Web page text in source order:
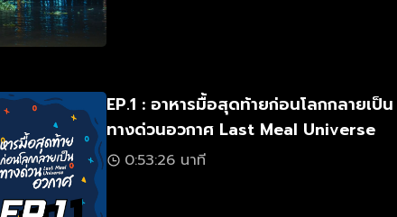
EP.1 : อาหารมื้อสุดท้ายก่อนโลกกลายเป็น
ทางด่วนอวกาศ Last Meal Universe
0:53:26 นาที